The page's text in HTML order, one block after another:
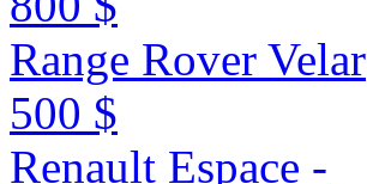
Range Rover Velar
500 $
Renault Espace -